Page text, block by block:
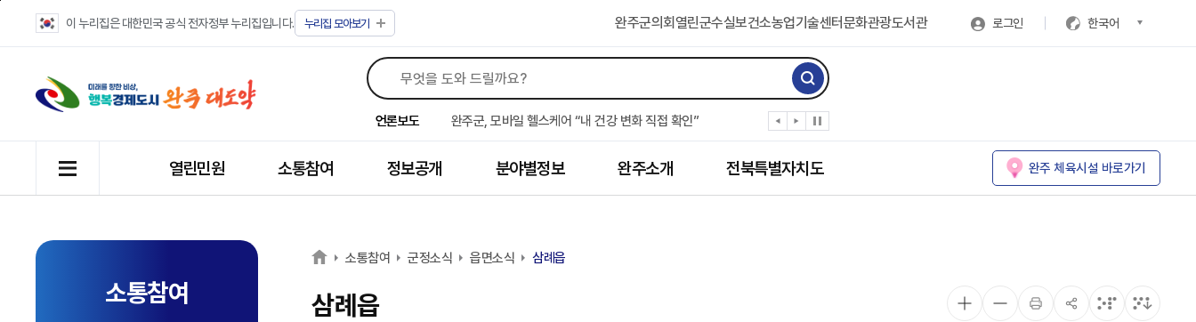
이 누리집은 대한민국 공식 전자정부 누리집입니다. 누리집 모아보기 완주군의회 열린군수실보건소농업기술센터문화관광도서관 로그인 한국어
언론보도
완주군, ‘수의계약 총량제’ 개편 운영
완주군 청소년, 초록우산 지원으로 치과 치료
완주군, 읍·면별 의료 환경 다각도 진단한다
완주군, 모바일 헬스케어 “내 건강 변화 직접 확인”
완주군 “여름휴가철 청소년 안전 지킨다”
완주 청소년, 삼성 임직원 만나 미래 진로 그린다
전북은행, 완주군에 ‘시원키트’ 60세트 기탁
㈜새눈, 완주군에 성금 1,000만 원 기탁
열린민원 소통참여 정보공개 분야별정보 완주소개 전북특별자치도 완주 체육시설 바로가기
소통참여
소통참여 군정소식 읍면소식 삼례읍
삼례읍